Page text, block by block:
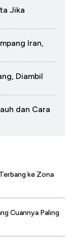
Jika
Iran,
Diambil
dan Cara
ke Zona
Cuannya Paling